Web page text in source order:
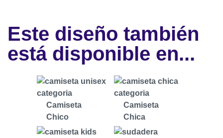
Este diseño también
está disponible en...
Camiseta
Chico
Camiseta
Chica